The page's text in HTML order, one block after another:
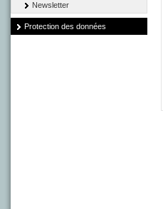
Newsletter
Protection des données